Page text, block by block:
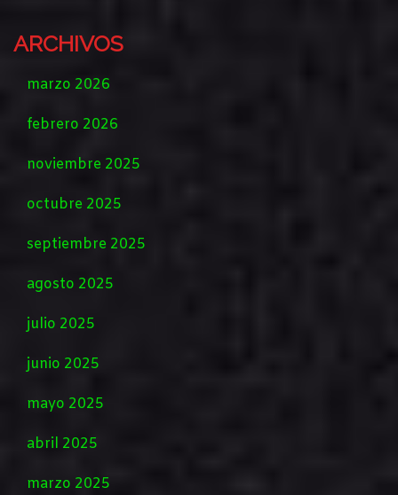
ARCHIVOS
marzo 2026
febrero 2026
noviembre 2025
octubre 2025
septiembre 2025
agosto 2025
julio 2025
junio 2025
mayo 2025
abril 2025
marzo 2025